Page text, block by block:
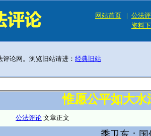
网站首页 | 公法
资料
评论网。浏览旧站请进： 经典旧站
惟愿公平如大
公法评论 文章正文